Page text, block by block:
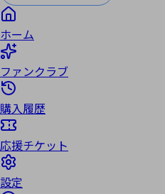
ホーム
ファンクラブ
購入履歴
応援チケット
設定